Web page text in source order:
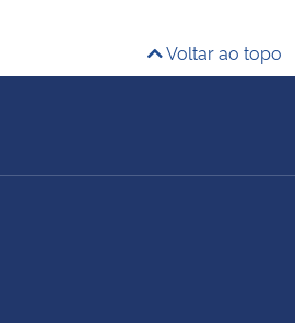
Voltar ao topo